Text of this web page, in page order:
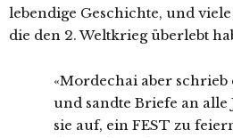
lebendige Geschichte, und
die den 2. Weltkrieg überlebt
«Mordechai aber schrieb
und sandte Briefe an
sie auf, ein FEST zu